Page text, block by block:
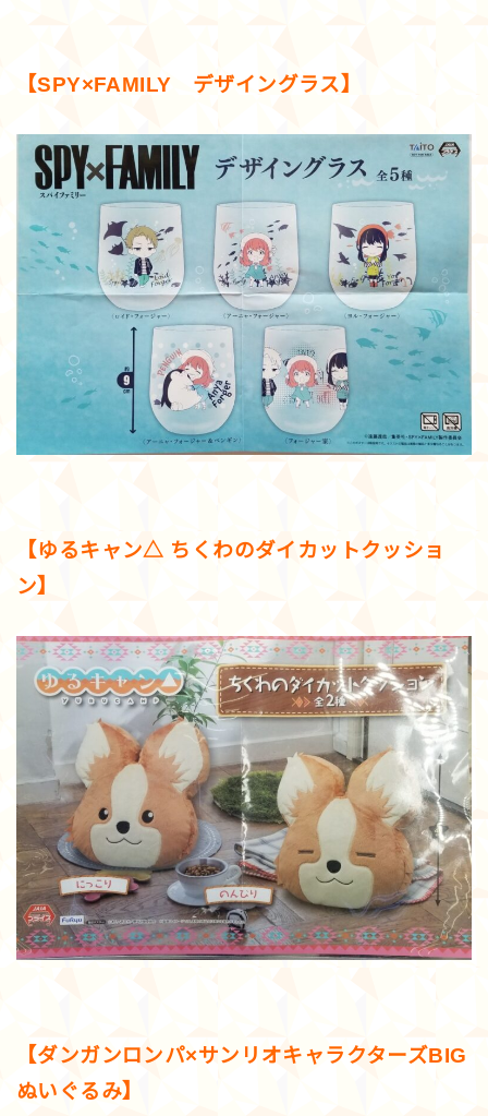
【SPY×FAMILY デザイングラス】
【ゆるキャン△ ちくわのダイカットクッショ
ン】
【ダンガンロンパ×サンリオキャラクターズBIG
ぬいぐるみ】